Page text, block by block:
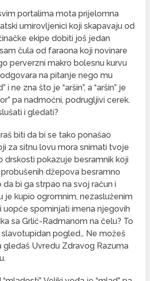
portalima mota prijelomna
umirovljenici koji skapavaju od
ekipe dobiti još jedan
sam čula od faraona koji novinare
perverzni makro bolesnu kurvu
na pitanje nego mu
i ne zna što je “aršin”, a “aršin” je
pa nadmoćni, podrugljivi cerek.
i gledati?
biti da bi se tako ponašao
za sitnu lovu mora snimati tvoje
drskosti pokazuje besramnik koji
probušenih džepova besramno
da bi ga strpao na svoj račun i
je kupio ogromnim, nezasluženim
uopće spominjati imena njegovih
sa Grlić-Radmanom na čelu? To
pogled… Ne možeš
Uvredu Zdravog Razuma